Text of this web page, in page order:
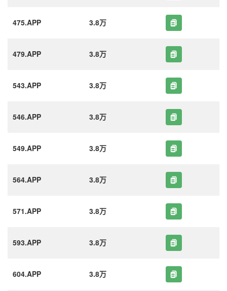
475.APP 3.8万
479.APP 3.8万
543.APP 3.8万
546.APP 3.8万
549.APP 3.8万
564.APP 3.8万
571.APP 3.8万
593.APP 3.8万
604.APP 3.8万